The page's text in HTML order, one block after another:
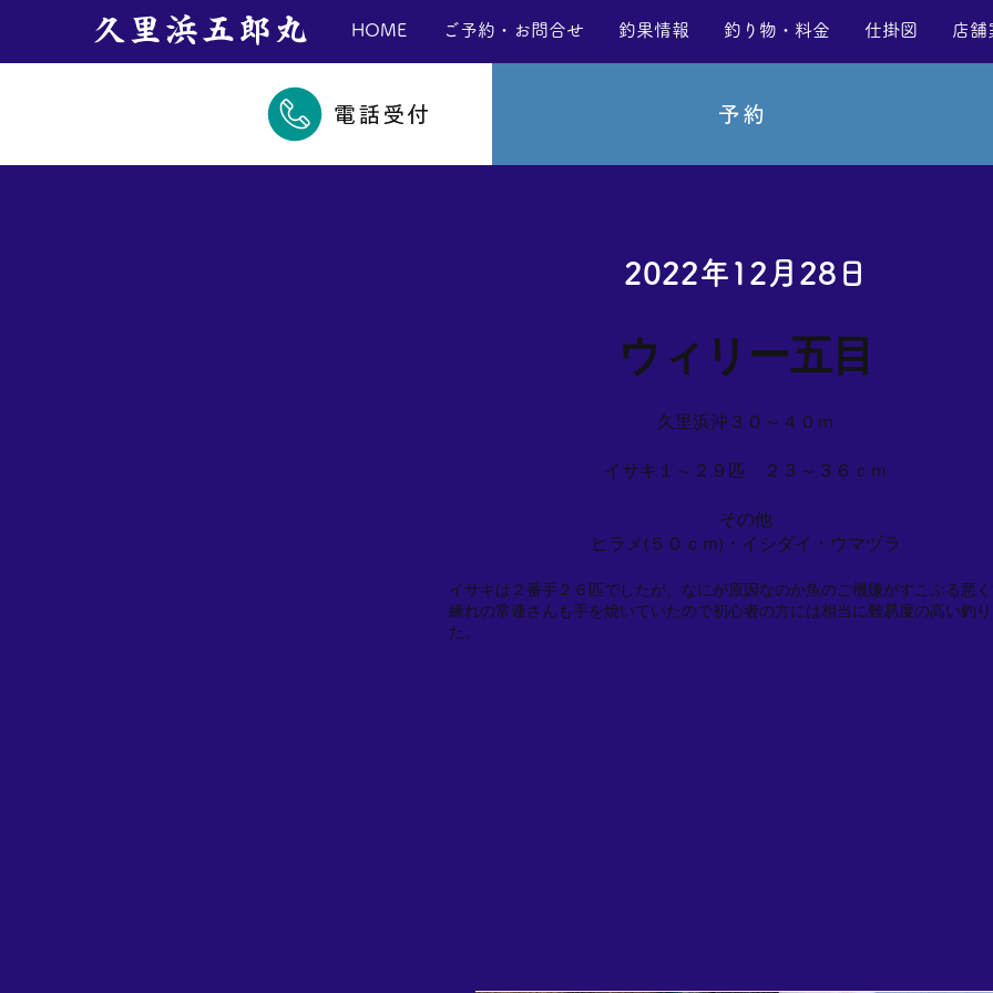
​久里浜五郎丸 HOME ご予約・お問合せ 釣果情報 釣り物・料金 仕掛図 店舗
電話受付 予約
2022年12月28日
ウィリー五目
久里浜沖３０～４０ｍ
イサキ１～２９匹 ２３～３６ｃｍ
その他
ヒラメ(５０ｃｍ)・イシダイ・ウマヅラ
イサキは２番手２６匹でしたが、なにが原因なのか魚のご機嫌がすこぶる悪
練れの常連さんも手を焼いていたので初心者の方には相当に難易度の高い釣り
た。